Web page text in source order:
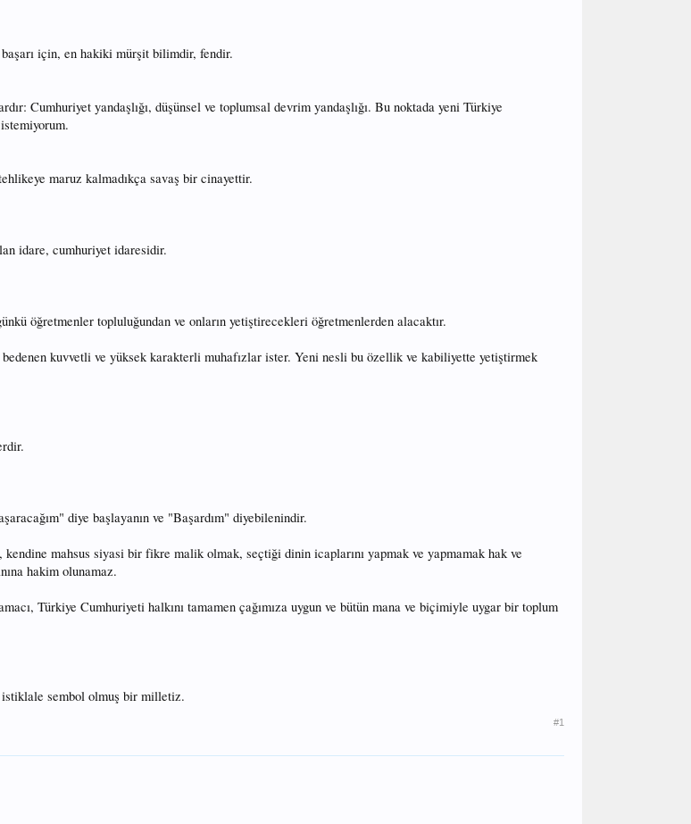
için, en hakiki mürşit bilimdir, fendir.
Cumhuriyet yandaşlığı, düşünsel ve toplumsal devrim yandaşlığı. Bu noktada yeni Türkiye
maruz kalmadıkça savaş bir cinayettir.
idare, cumhuriyet idaresidir.
öğretmenler topluluğundan ve onların yetiştirecekleri öğretmenlerden alacaktır.
kuvvetli ve yüksek karakterli muhafızlar ister. Yeni nesli bu özellik ve kabiliyette yetiştirmek
diye başlayanın ve "Başardım" diyebilenindir.
mahsus siyasi bir fikre malik olmak, seçtiği dinin icaplarını yapmak ve yapmamak hak ve
hakim olunamaz.
Türkiye Cumhuriyeti halkını tamamen çağımıza uygun ve bütün mana ve biçimiyle uygar bir toplum
sembol olmuş bir milletiz.
#1